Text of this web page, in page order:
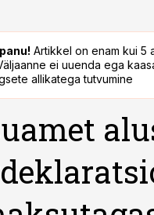
Artikkel on enam kui 5
ei uuenda ega
allikatega tutvumine